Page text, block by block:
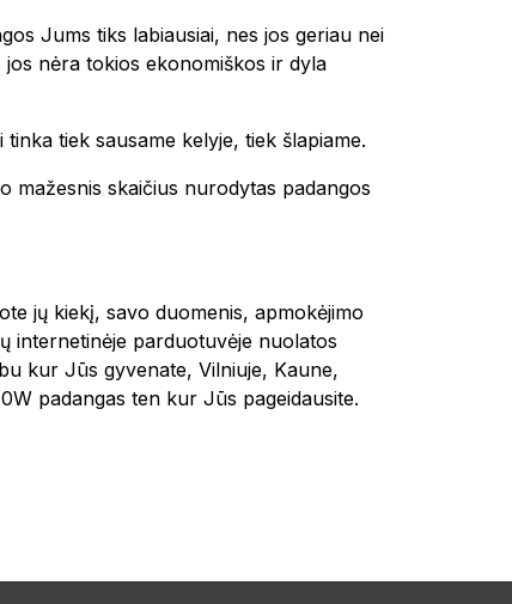
Jums tiks labiausiai, nes jos geriau nei
jos nėra tokios ekonomiškos ir dyla
tiek sausame kelyje, tiek šlapiame.
mažesnis skaičius nurodytas padangos
jų kiekį, savo duomenis, apmokėjimo
internetinėje parduotuvėje nuolatos
kur Jūs gyvenate, Vilniuje, Kaune,
padangas ten kur Jūs pageidausite.